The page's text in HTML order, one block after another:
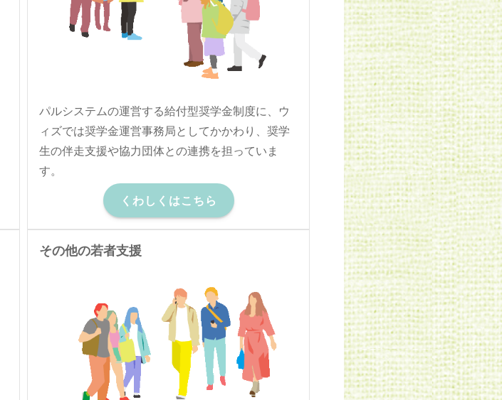
パルシステムの運営する給付型奨学金制度に、ウ
ィズでは奨学金運営事務局としてかかわり、奨学
生の伴走支援や協力団体との連携を担っていま
す。
くわしくはこちら
その他の若者支援